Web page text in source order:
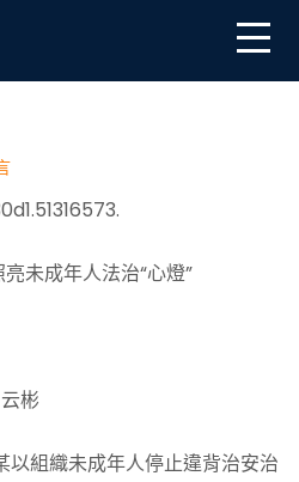
甜心台包養網法治“心燈”
未成年人法治“心燈”
彬
以組織未成年人停止違背治安治